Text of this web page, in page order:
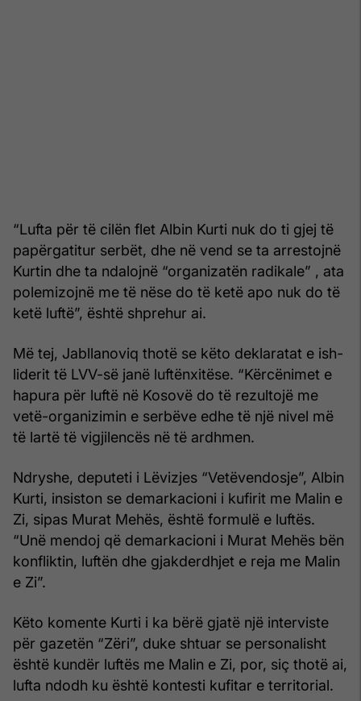
“Lufta për të cilën flet Albin Kurti nuk do ti gjej të
papërgatitur serbët, dhe në vend se ta arrestojnë
Kurtin dhe ta ndalojnë “organizatën radikale” , ata
polemizojnë me të nëse do të ketë apo nuk do të
ketë luftë”, është shprehur ai.
Më tej, Jabllanoviq thotë se këto deklaratat e ish-
liderit të LVV-së janë luftënxitëse. “Kërcënimet e
hapura për luftë në Kosovë do të rezultojë me
vetë-organizimin e serbëve edhe të një nivel më
të lartë të vigjilencës në të ardhmen.
Ndryshe, deputeti i Lëvizjes “Vetëvendosje”, Albin
Kurti, insiston se demarkacioni i kufirit me Malin e
Zi, sipas Murat Mehës, është formulë e luftës.
“Unë mendoj që demarkacioni i Murat Mehës bën
konfliktin, luftën dhe gjakderdhjet e reja me Malin
e Zi”.
Këto komente Kurti i ka bërë gjatë një interviste
për gazetën “Zëri”, duke shtuar se personalisht
është kundër luftës me Malin e Zi, por, siç thotë ai,
lufta ndodh ku është kontesti kufitar e territorial.